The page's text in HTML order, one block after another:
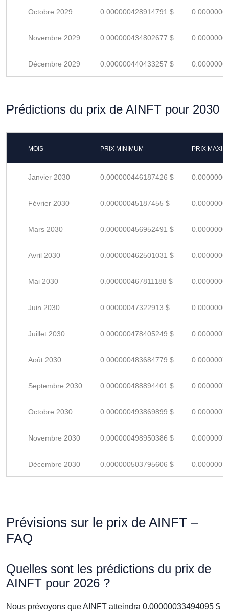
Octobre 2029 0.000000428914791 $
Novembre 2029 0.000000434802677 $
Décembre 2029 0.000000440433257 $
Prédictions du prix de AINFT pour 2030
MOIS PRIX MINIMUM PRIX
Janvier 2030 0.000000446187426 $
Février 2030 0.00000045187455 $
Mars 2030 0.000000456952491 $
Avril 2030 0.000000462501031 $
Mai 2030 0.000000467811188 $
Juin 2030 0.00000047322913 $
Juillet 2030 0.000000478405249 $
Août 2030 0.000000483684779 $
Septembre 2030 0.000000488894401 $
Octobre 2030 0.000000493869899 $
Novembre 2030 0.000000498950386 $
Décembre 2030 0.000000503795606 $
Prévisions sur le prix de AINFT –
FAQ
Quelles sont les prédictions du prix de
AINFT pour 2026 ?
Nous prévoyons que AINFT atteindra 0.00000033494095 $